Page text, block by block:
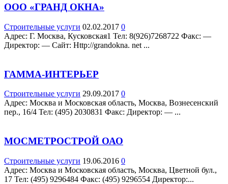
ООО «ГРАНД ОКНА»
Строительные услуги 02.02.2017 0
Адрес: Г. Москва, Кусковская1 Teл: 8(926)7268722 Факс: —
Директор: — Сайт: Http://grandokna. net ...
ГАММА-ИНТЕРЬЕР
Строительные услуги 29.09.2017 0
Адрес: Москва и Московская область, Москва, Вознесенский
пер., 16/4 Teл: (495) 2030831 Факс: Директор: — ...
МОСМЕТРОСТРОЙ ОАО
Строительные услуги 19.06.2016 0
Адрес: Москва и Московская область, Москва, Цветной бул.,
17 Teл: (495) 9296484 Факс: (495) 9296554 Директор:...